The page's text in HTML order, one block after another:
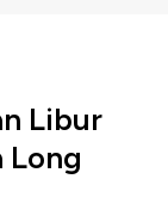
Libur
Long